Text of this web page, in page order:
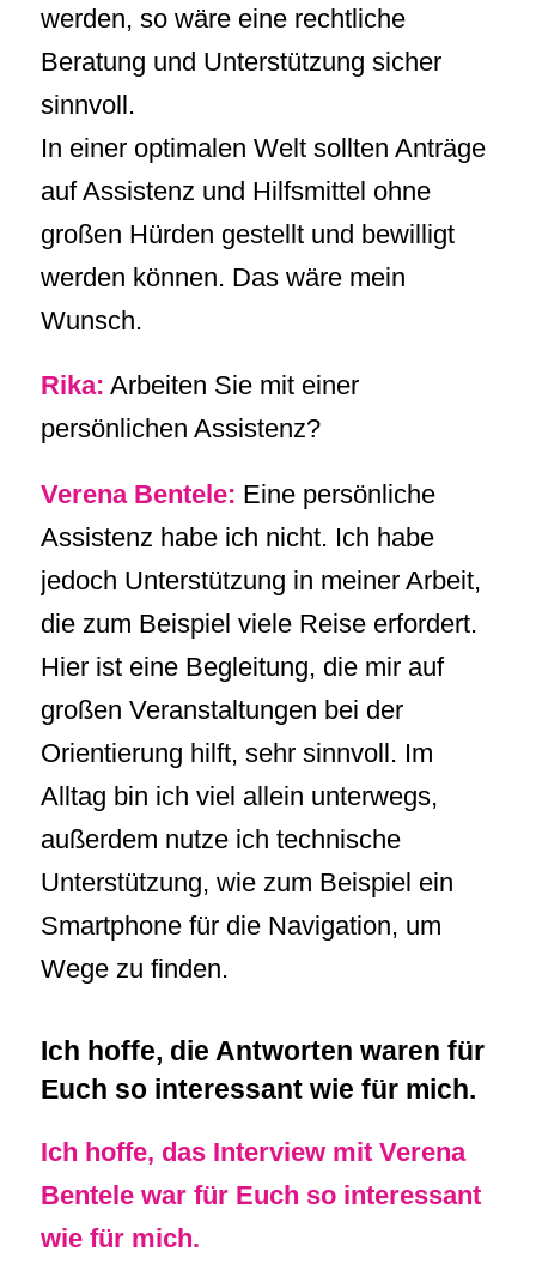
werden, so wäre eine rechtliche
Beratung und Unterstützung sicher
sinnvoll.
In einer optimalen Welt sollten Anträge
auf Assistenz und Hilfsmittel ohne
großen Hürden gestellt und bewilligt
werden können. Das wäre mein
Wunsch.
Rika: Arbeiten Sie mit einer
persönlichen Assistenz?
Verena Bentele: Eine persönliche
Assistenz habe ich nicht. Ich habe
jedoch Unterstützung in meiner Arbeit,
die zum Beispiel viele Reise erfordert.
Hier ist eine Begleitung, die mir auf
großen Veranstaltungen bei der
Orientierung hilft, sehr sinnvoll. Im
Alltag bin ich viel allein unterwegs,
außerdem nutze ich technische
Unterstützung, wie zum Beispiel ein
Smartphone für die Navigation, um
Wege zu finden.
Ich hoffe, die Antworten waren für
Euch so interessant wie für mich.
Ich hoffe, das Interview mit Verena
Bentele war für Euch so interessant
wie für mich.